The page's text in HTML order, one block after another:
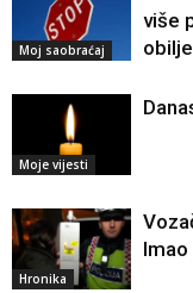
Moj saobraćaj
više
Moje vijesti
Hronika